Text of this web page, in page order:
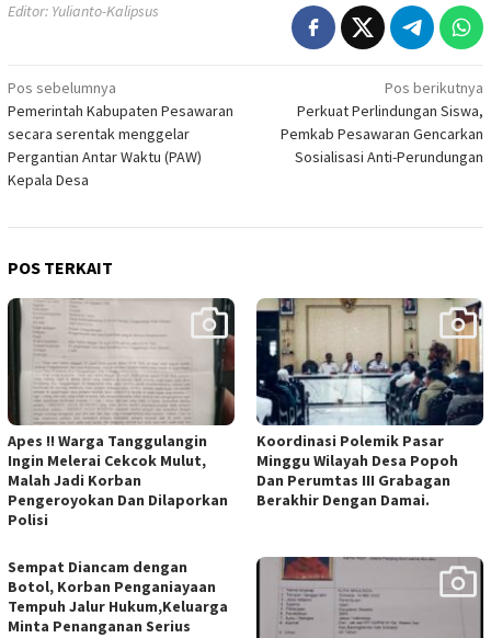
Editor: Yulianto-Kalipsus
Navigasi
pos
Pos sebelumnya
Pemerintah Kabupaten Pesawaran
secara serentak menggelar
Pergantian Antar Waktu (PAW)
Kepala Desa
Pos berikutnya
Perkuat Perlindungan Siswa,
Pemkab Pesawaran Gencarkan
Sosialisasi Anti-Perundungan
POS TERKAIT
Apes !! Warga Tanggulangin
Ingin Melerai Cekcok Mulut,
Malah Jadi Korban
Pengeroyokan Dan Dilaporkan
Polisi
Koordinasi Polemik Pasar
Minggu Wilayah Desa Popoh
Dan Perumtas III Grabagan
Berakhir Dengan Damai.
Sempat Diancam dengan
Botol, Korban Penganiayaan
Tempuh Jalur Hukum,Keluarga
Minta Penanganan Serius